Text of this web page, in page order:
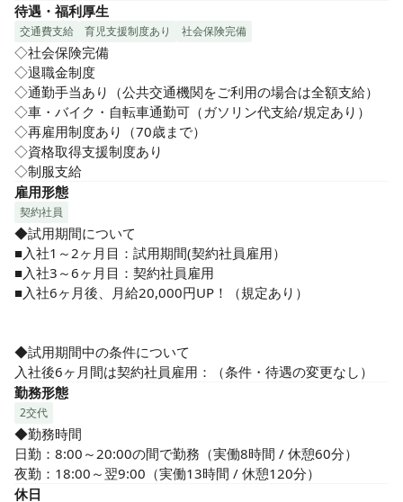
待遇・福利厚生
交通費支給 育児支援制度あり 社会保険完備
◇社会保険完備
◇退職金制度
◇通勤手当あり（公共交通機関をご利用の場合は全額支給）
◇車・バイク・自転車通勤可（ガソリン代支給/規定あり）
◇再雇用制度あり（70歳まで）
◇資格取得支援制度あり
◇制服支給
雇用形態
契約社員
◆試用期間について
■入社1～2ヶ月目：試用期間(契約社員雇用）
■入社3～6ヶ月目：契約社員雇用
■入社6ヶ月後、月給20,000円UP！（規定あり）
◆試用期間中の条件について
入社後6ヶ月間は契約社員雇用：（条件・待遇の変更なし）
勤務形態
2交代
◆勤務時間
日勤：8:00～20:00の間で勤務（実働8時間 / 休憩60分）
夜勤：18:00～翌9:00（実働13時間 / 休憩120分）
休日